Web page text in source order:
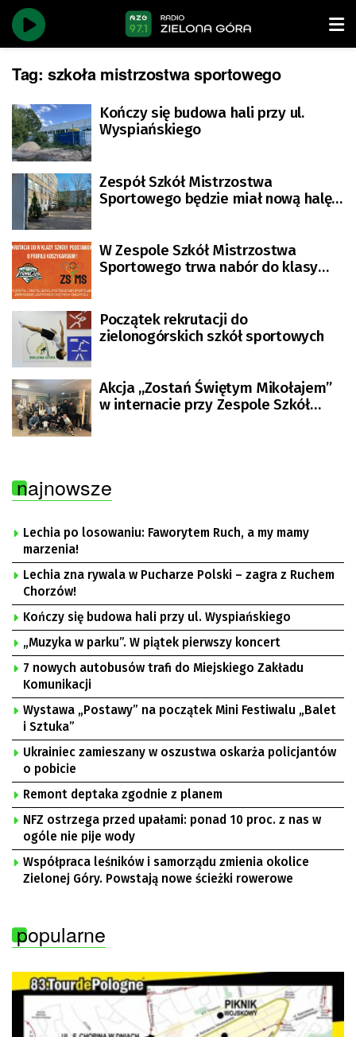
Tag: szkoła mistrzostwa sportowego
Kończy się budowa hali przy ul.
Wyspiańskiego
Zespół Szkół Mistrzostwa
Sportowego będzie miał nową halę
W Zespole Szkół Mistrzostwa
Sportowego trwa nabór do klasy
Początek rekrutacji do
zielonogórskich szkół sportowych
Akcja ,,Zostań Świętym Mikołajem”
w internacie przy Zespole Szkół
najnowsze
Lechia po losowaniu: Faworytem Ruch, a my mamy
marzenia!
Lechia zna rywala w Pucharze Polski – zagra z Ruchem
Chorzów!
Kończy się budowa hali przy ul. Wyspiańskiego
„Muzyka w parku”. W piątek pierwszy koncert
7 nowych autobusów trafi do Miejskiego Zakładu
Komunikacji
Wystawa „Postawy” na początek Mini Festiwalu „Balet
i Sztuka”
Ukrainiec zamieszany w oszustwa oskarża policjantów
o pobicie
Remont deptaka zgodnie z planem
NFZ ostrzega przed upałami: ponad 10 proc. z nas w
ogóle nie pije wody
Współpraca leśników i samorządu zmienia okolice
Zielonej Góry. Powstają nowe ścieżki rowerowe
popularne